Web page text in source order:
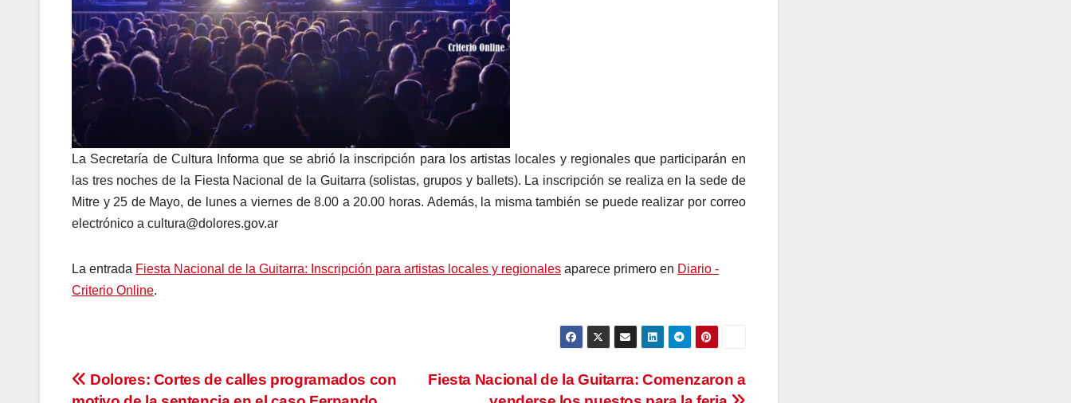
La Secretaría de Cultura Informa que se abrió la inscripción para los artistas locales y regionales que participarán en
las tres noches de la Fiesta Nacional de la Guitarra (solistas, grupos y ballets). La inscripción se realiza en la sede de
Mitre y 25 de Mayo, de lunes a viernes de 8.00 a 20.00 horas. Además, la misma también se puede realizar por correo
electrónico a cultura@dolores.gov.ar
La entrada Fiesta Nacional de la Guitarra: Inscripción para artistas locales y regionales aparece primero en Diario -
Criterio Online.
Navegación
Fiesta Nacional de la Guitarra: Comenzaron a
Dolores: Cortes de calles programados con